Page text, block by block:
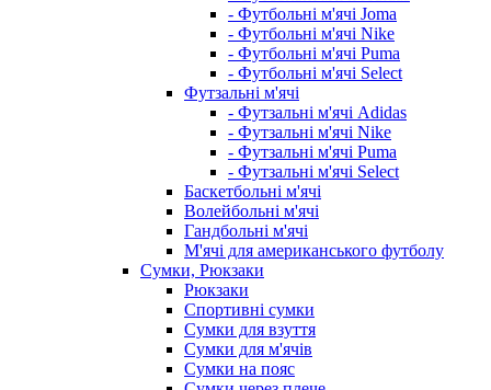
- Футбольні м'ячі Joma
- Футбольні м'ячі Nike
- Футбольні м'ячі Puma
- Футбольні м'ячі Select
Футзальні м'ячі
- Футзальні м'ячі Adidas
- Футзальні м'ячі Nike
- Футзальні м'ячі Puma
- Футзальні м'ячі Select
Баскетбольні м'ячі
Волейбольні м'ячі
Гандбольні м'ячі
М'ячі для американського футболу
Сумки, Рюкзаки
Рюкзаки
Спортивні сумки
Сумки для взуття
Сумки для м'ячів
Сумки на пояс